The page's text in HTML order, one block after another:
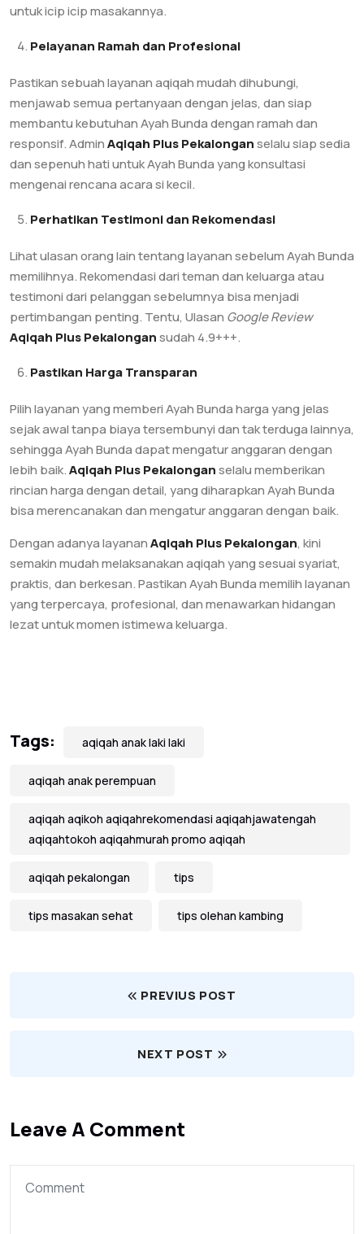
untuk icip icip masakannya.
Pelayanan Ramah dan Profesional
Pastikan sebuah layanan aqiqah mudah dihubungi,
menjawab semua pertanyaan dengan jelas, dan siap
membantu kebutuhan Ayah Bunda dengan ramah dan
responsif. AdminAqiqah Plus Pekalonganselalu siap sedia
dan sepenuh hati untuk Ayah Bunda yang konsultasi
mengenai rencana acara si kecil.
Perhatikan Testimoni dan Rekomendasi
Lihat ulasan orang lain tentang layanan sebelum Ayah Bunda
memilihnya. Rekomendasi dari teman dan keluarga atau
testimoni dari pelanggan sebelumnya bisa menjadi
pertimbangan penting. Tentu, Ulasan Google Review
Aqiqah Plus Pekalongansudah 4.9+++.
Pastikan Harga Transparan
Pilih layanan yang memberi Ayah Bunda harga yang jelas
sejak awal tanpa biaya tersembunyi dan tak terduga lainnya,
sehingga Ayah Bunda dapat mengatur anggaran dengan
lebih baik.Aqiqah Plus Pekalonganselalu memberikan
rincian harga dengan detail, yang diharapkan Ayah Bunda
bisa merencanakan dan mengatur anggaran dengan baik.
Dengan adanya layananAqiqah Plus Pekalongan, kini
semakin mudah melaksanakan aqiqah yang sesuai syariat,
praktis, dan berkesan. Pastikan Ayah Bunda memilih layanan
yang terpercaya, profesional, dan menawarkan hidangan
lezat untuk momen istimewa keluarga.
Tags: aqiqah anak laki laki
aqiqah anak perempuan
aqiqah aqikoh aqiqahrekomendasi aqiqahjawatengah
aqiqahtokoh aqiqahmurah promo aqiqah
aqiqah pekalongan tips
tips masakan sehat tips olehan kambing
PREVIUS POST
NEXT POST
Leave A Comment